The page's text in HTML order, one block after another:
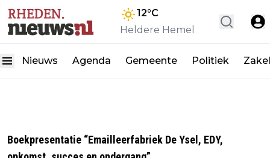
12°C
Heldere Hemel
Nieuws Agenda Gemeente Politiek
Boekpresentatie “Emailleerfabriek De Ysel, EDY,